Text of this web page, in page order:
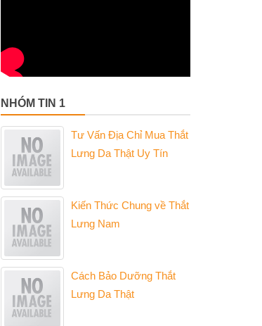
NHÓM TIN 1
Tư Vấn Địa Chỉ Mua Thắt
Lưng Da Thật Uy Tín
Kiến Thức Chung về Thắt
Lưng Nam
Cách Bảo Dưỡng Thắt
Lưng Da Thật